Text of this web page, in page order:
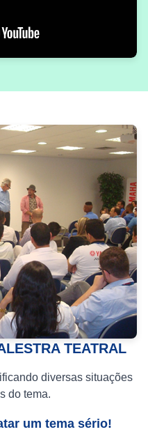
TEATRAL
diversas situações
do tema.
um tema sério!